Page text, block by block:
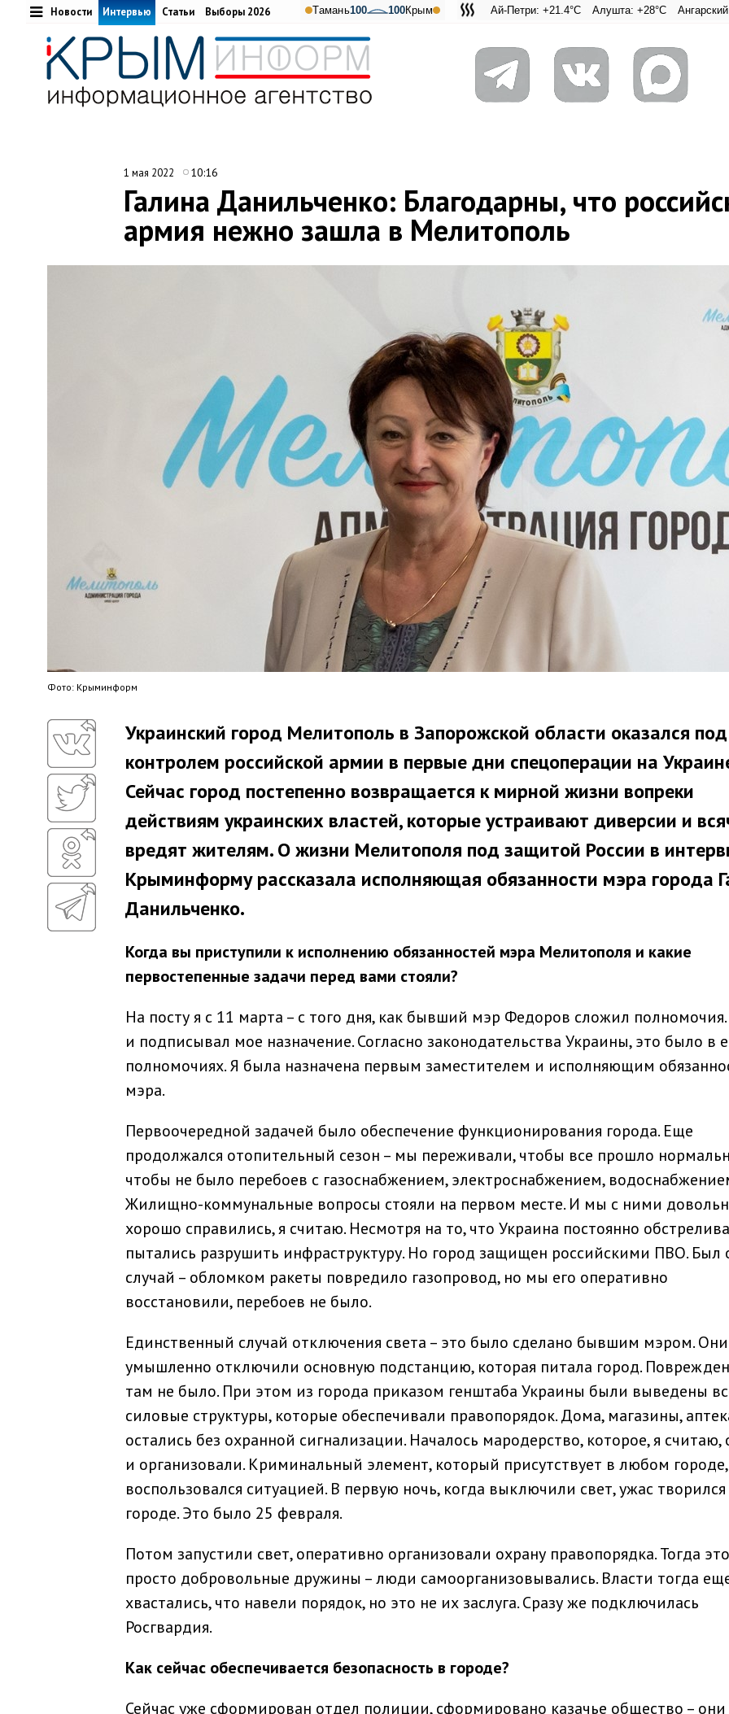
Ай-Петри: +21.4°C Алушта: +28°C Ангарский перевал:
Тамань100 100Крым
Новости Интервью Статьи Выборы 2026
1 мая 2022 10:16
Галина Данильченко: Благодарны, что
армия нежно зашла в Мелитополь
Фото: Крыминформ
Украинский город Мелитополь в Запорожской области оказался под
контролем российской армии в первые дни спецоперации на
Сейчас город постепенно возвращается к мирной жизни вопреки
действиям украинских властей, которые устраивают диверсии и
вредят жителям. О жизни Мелитополя под защитой России в
Крыминформу рассказала исполняющая обязанности мэра города
Данильченко.
Когда вы приступили к исполнению обязанностей мэра Мелитополя и какие
первостепенные задачи перед вами стояли?
На посту я с 11 марта – с того дня, как бывший мэр Федоров сложил
и подписывал мое назначение. Согласно законодательства Украины, это было в
полномочиях. Я была назначена первым заместителем и исполняющим
мэра.
Первоочередной задачей было обеспечение функционирования города. Еще
продолжался отопительный сезон – мы переживали, чтобы все прошло
чтобы не было перебоев с газоснабжением, электроснабжением,
Жилищно-коммунальные вопросы стояли на первом месте. И мы с ними
хорошо справились, я считаю. Несмотря на то, что Украина постоянно
пытались разрушить инфраструктуру. Но город защищен российскими ПВО. Был
случай – обломком ракеты повредило газопровод, но мы его оперативно
восстановили, перебоев не было.
Единственный случай отключения света – это было сделано бывшим мэром. Они
умышленно отключили основную подстанцию, которая питала город.
там не было. При этом из города приказом генштаба Украины были выведены
силовые структуры, которые обеспечивали правопорядок. Дома, магазины,
остались без охранной сигнализации. Началось мародерство, которое, я считаю,
и организовали. Криминальный элемент, который присутствует в любом городе,
воспользовался ситуацией. В первую ночь, когда выключили свет, ужас творился
городе. Это было 25 февраля.
Потом запустили свет, оперативно организовали охрану правопорядка. Тогда
просто добровольные дружины – люди самоорганизовывались. Власти тогда
хвастались, что навели порядок, но это не их заслуга. Сразу же подключилась
Росгвардия.
Как сейчас обеспечивается безопасность в городе?
Сейчас уже сформирован отдел полиции, сформировано казачье общество – они